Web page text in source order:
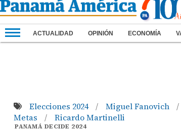
ACTUALIDAD OPINIÓN ECONOMÍA
Elecciones 2024 / Miguel Fanovich /
Metas
/ Ricardo Martinelli
PANAMÁ DECIDE 2024